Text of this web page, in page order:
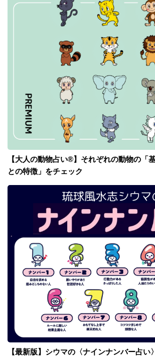
【大人の動物占い®】それぞれの動物の「
との特徴」をチェック
【最新版】シウマの〈ナインナンバー占い